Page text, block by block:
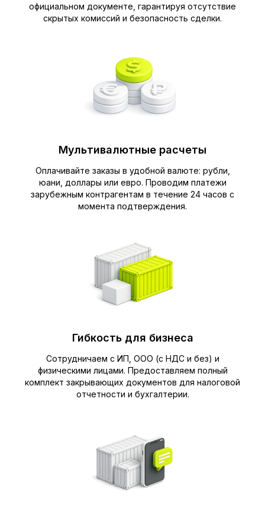
официальном документе, гарантируя отсутствие
скрытых комиссий и безопасность сделки.
Мультивалютные расчеты
Оплачивайте заказы в удобной валюте: рубли,
юани, доллары или евро. Проводим платежи
зарубежным контрагентам в течение 24 часов с
момента подтверждения.
Гибкость для бизнеса
Сотрудничаем с ИП, ООО (с НДС и без) и
физическими лицами. Предоставляем полный
комплект закрывающих документов для налоговой
отчетности и бухгалтерии.